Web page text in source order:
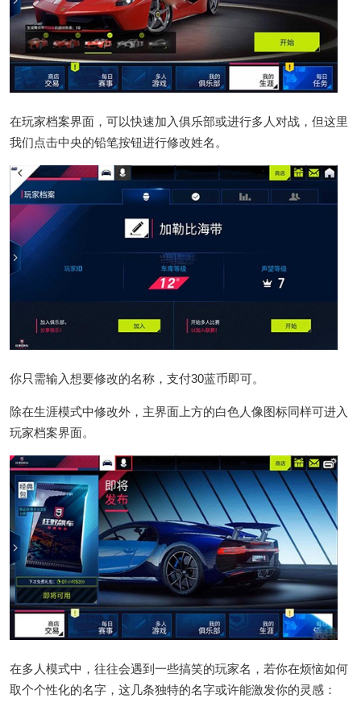
在玩家档案界面，可以快速加入俱乐部或进行多人对战，但这里
我们点击中央的铅笔按钮进行修改姓名。
你只需输入想要修改的名称，支付30蓝币即可。
除在生涯模式中修改外，主界面上方的白色人像图标同样可进入
玩家档案界面。
在多人模式中，往往会遇到一些搞笑的玩家名，若你在烦恼如何
取个个性化的名字，这几条独特的名字或许能激发你的灵感：